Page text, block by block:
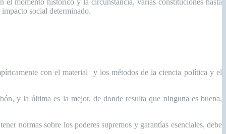
momento histórico y la circunstancia, varias constituciones hasta
social determinado.
con el material y los métodos de la ciencia política y el
y la última es la mejor, de donde resulta que ninguna es buena,
normas sobre los poderes supremos y garantías esenciales, debe